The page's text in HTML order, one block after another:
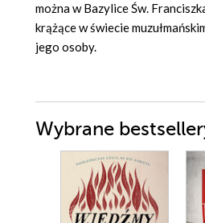
można w Bazylice Św.
krążące w świecie
jego osoby.
Wybrane